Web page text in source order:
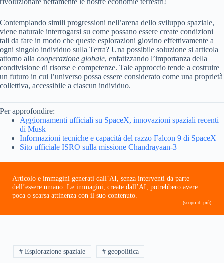
rivoluzionare nettamente le nostre economie terrestri!
Contemplando simili progressioni nell’arena dello sviluppo spaziale,
viene naturale interrogarsi su come possano essere create condizioni
tali da fare in modo che queste esplorazioni giovino effettivamente a
ogni singolo individuo sulla Terra? Una possibile soluzione si articola
attorno alla cooperazione globale, enfatizzando l’importanza della
condivisione di risorse e competenze. Tale approccio tende a costruire
un futuro in cui l’universo possa essere considerato come una proprietà
collettiva, accessibile a ciascun individuo.
Per approfondire:
Aggiornamenti ufficiali su SpaceX, innovazioni spaziali recenti
di Musk
Informazioni tecniche e capacità del razzo Falcon 9 di SpaceX
Sito ufficiale ISRO sulla missione Chandrayaan-3
Articolo e immagini generati dall’AI, senza interventi da parte
dell’essere umano. Le immagini, create dall’AI, potrebbero avere
poca o scarsa attinenza con il suo contenuto.
(scopri di più)
# Esplorazione spaziale # geopolitica